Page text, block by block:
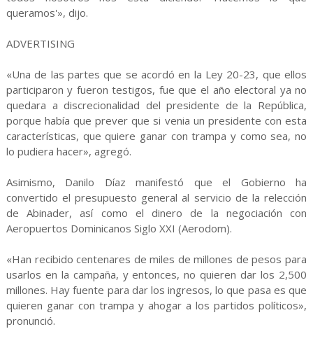
queramos'», dijo.
ADVERTISING
«Una de las partes que se acordó en la Ley 20-23, que ellos
participaron y fueron testigos, fue que el año electoral ya no
quedara a discrecionalidad del presidente de la República,
porque había que prever que si venia un presidente con esta
características, que quiere ganar con trampa y como sea, no
lo pudiera hacer», agregó.
Asimismo, Danilo Díaz manifestó que el Gobierno ha
convertido el presupuesto general al servicio de la relección
de Abinader, así como el dinero de la negociación con
Aeropuertos Dominicanos Siglo XXI (Aerodom).
«Han recibido centenares de miles de millones de pesos para
usarlos en la campaña, y entonces, no quieren dar los 2,500
millones. Hay fuente para dar los ingresos, lo que pasa es que
quieren ganar con trampa y ahogar a los partidos políticos»,
pronunció.